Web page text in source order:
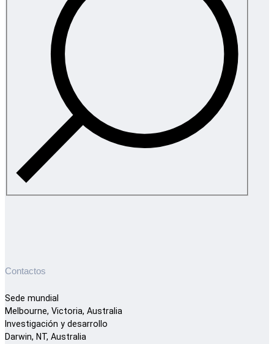
Contactos
Sede mundial
Melbourne, Victoria, Australia
Investigación y desarrollo
Darwin, NT, Australia